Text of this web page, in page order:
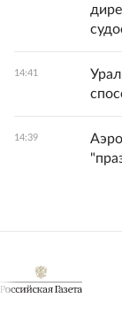
14:41
14:39